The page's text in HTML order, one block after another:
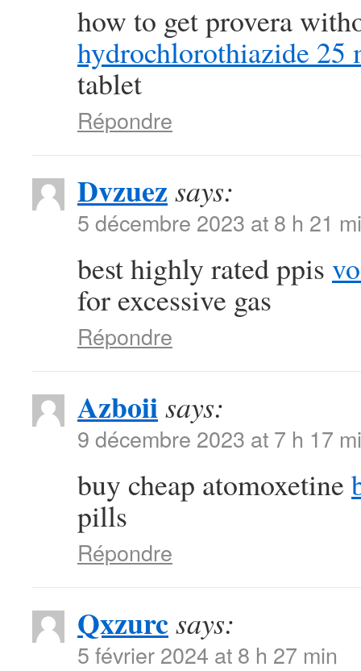
how to get provera
hydrochlorothiazide 25
tablet
Répondre
Dvzuez says:
5 décembre 2023 at 8 h 21
best highly rated ppis
for excessive gas
Répondre
Azboiisays:
9 décembre 2023 at 7 h 17
buy cheap atomoxetine
pills
Répondre
Qxzurcsays:
5 février 2024 at 8 h 27 min